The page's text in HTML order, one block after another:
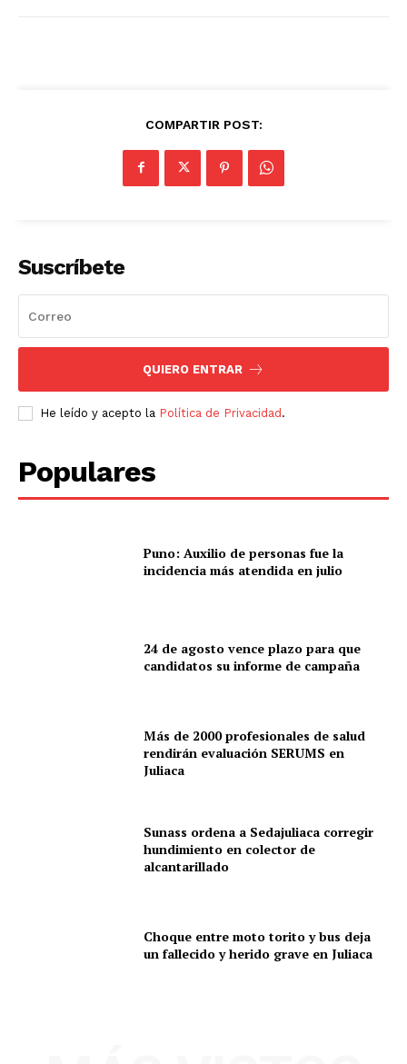
COMPARTIR POST:
Suscríbete
QUIERO ENTRAR
He leído y acepto la Política de Privacidad .
Populares
Puno: Auxilio de personas fue la
incidencia más atendida en julio
24 de agosto vence plazo para que
candidatos su informe de campaña
Más de 2000 profesionales de salud
rendirán evaluación SERUMS en
Juliaca
Sunass ordena a Sedajuliaca corregir
hundimiento en colector de
alcantarillado
Choque entre moto torito y bus deja
un fallecido y herido grave en Juliaca